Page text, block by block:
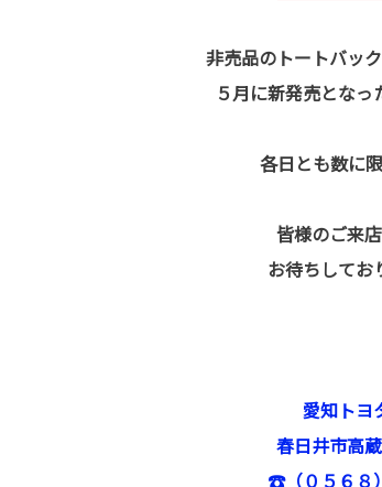
非売品のトートバッ
５月に新発売となっ
各日とも数に
皆様のご来
お待ちしてお
愛知ト
春日井市高
☎（０５６８